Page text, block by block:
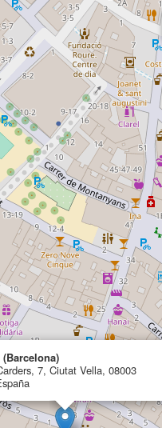
7, Ciutat Vella, 08003